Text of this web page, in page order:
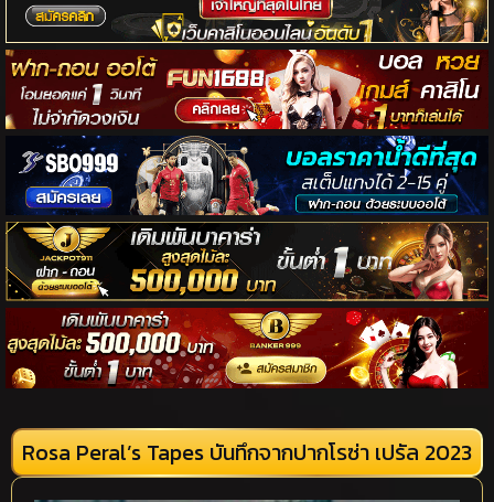
Rosa Peral’s Tapes บันทึกจากปากโรซ่า เปรัล 2023